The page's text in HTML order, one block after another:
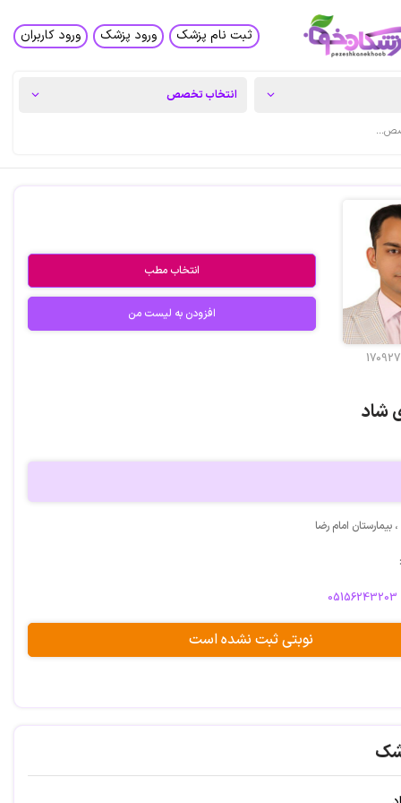
ثبت نام پزشک ورود پزشک ورود کاربران
170927
انتخاب مطب
افزودن به لیست من
شاد
امام رضا
05156243203
نوبتی ثبت نشده است